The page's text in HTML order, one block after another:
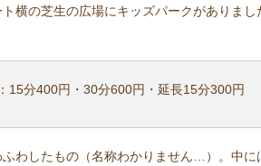
横の芝生の広場にキッズパークがありま
15分400円・30分600円・延長15分300円
わしたもの（名称わかりません…）。中に